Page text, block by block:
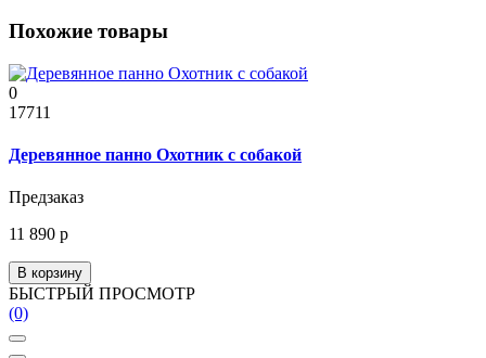
Похожие товары
0
17711
Деревянное панно Охотник с собакой
Предзаказ
11 890 р
В корзину
БЫСТРЫЙ ПРОСМОТР
(0)